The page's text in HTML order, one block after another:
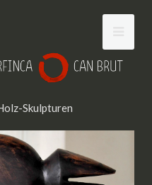
Skulpturen